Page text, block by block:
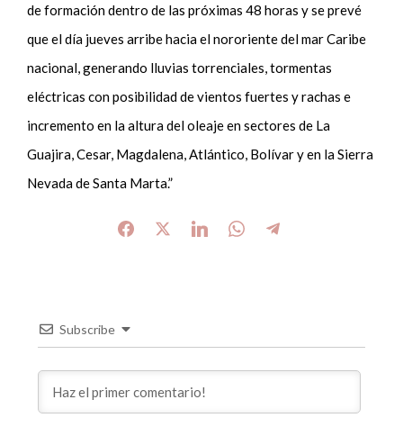
de formación dentro de las próximas 48 horas y se prevé
que el día jueves arribe hacia el nororiente del mar Caribe
nacional, generando lluvias torrenciales, tormentas
eléctricas con posibilidad de vientos fuertes y rachas e
incremento en la altura del oleaje en sectores de La
Guajira, Cesar, Magdalena, Atlántico, Bolívar y en la Sierra
Nevada de Santa Marta.”
Subscribe